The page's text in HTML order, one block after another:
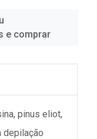
e comprar
pinus eliot,
depilação